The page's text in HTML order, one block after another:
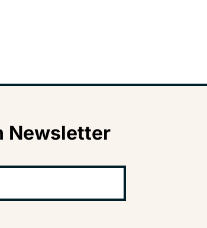
Newsletter